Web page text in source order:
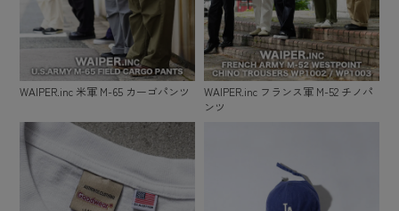
WAIPER.inc 米軍 M-65 カーゴパンツ
WAIPER.inc フランス軍 M-52 チノパ
ンツ